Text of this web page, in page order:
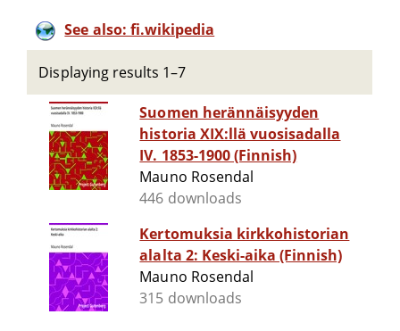
See also: fi.wikipedia
Displaying results 1–7
Suomen herännäisyyden
historia XIX:llä vuosisadalla
IV. 1853-1900 (Finnish)
Mauno Rosendal
446 downloads
Kertomuksia kirkkohistorian
alalta 2: Keski-aika (Finnish)
Mauno Rosendal
315 downloads